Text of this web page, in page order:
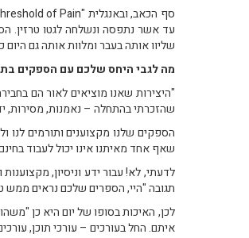
עד אשר נתפסה ונשלחה לגטו טרזין.
שליוו אותה בעבר ומלוות אותה גם
מה לגבי היחס שלכם עם הספקים
"היצירות שאנו מוציאים לאור הם
שהזכרתי בהתחלה – נאמנות, מסירות,
הספקים שלנו מקצוענים ותורמים לנו
שאף אחד מאיתנו אינו יכול לעבוד
לדעתי, לא! עבור ידע וניסיון,
תגובה "היי, הספרים שלכם נראים ממש
לכן, האיכות בסופו של יום היא כן
איתם. החל בעורכים – עורכי תוכן,